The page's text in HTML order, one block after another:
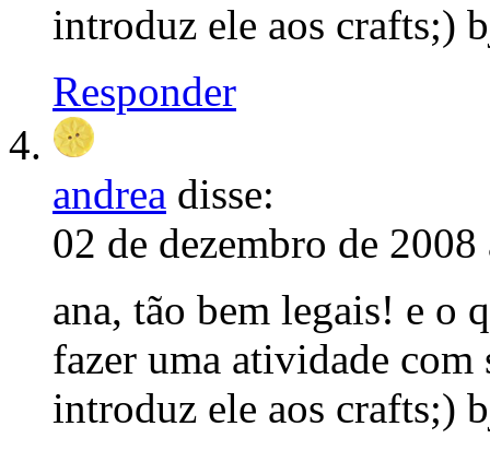
introduz ele aos crafts;)
Responder
andrea disse:
02 de dezembro de 2008
ana, tão bem legais! e o
fazer uma atividade
introduz ele aos crafts;)